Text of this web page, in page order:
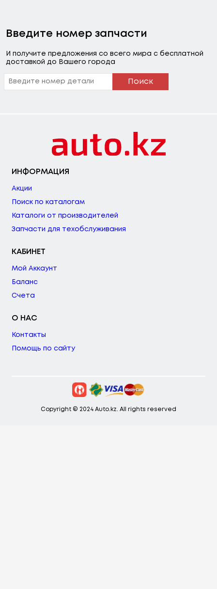
Введите номер запчасти
И получите предложения со всего мира с бесплатной
доставкой до Вашего города
Поиск
ИНФОРМАЦИЯ
Акции
Поиск по каталогам
Каталоги от производителей
Запчасти для техобслуживания
КАБИНЕТ
Мой Аккаунт
Баланс
Счета
О НАС
Контакты
Помощь по сайту
Copyright © 2024 Auto.kz. All rights reserved